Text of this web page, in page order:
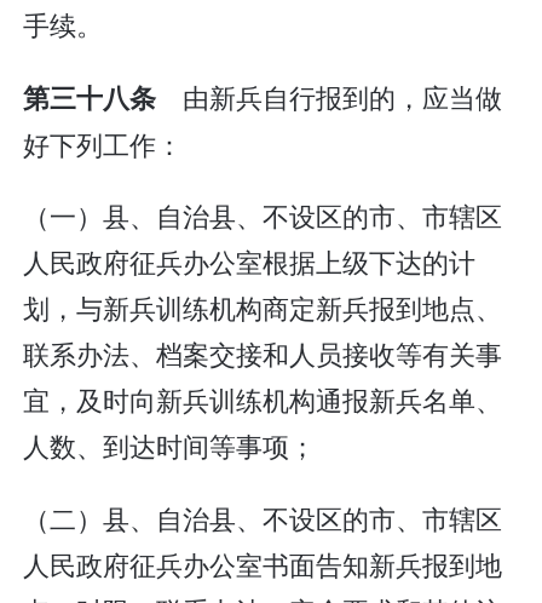
手续。
第三十八条 由新兵自行报到的，应当做
好下列工作：
（一）县、自治县、不设区的市、市辖区
人民政府征兵办公室根据上级下达的计
划，与新兵训练机构商定新兵报到地点、
联系办法、档案交接和人员接收等有关事
宜，及时向新兵训练机构通报新兵名单、
人数、到达时间等事项；
（二）县、自治县、不设区的市、市辖区
人民政府征兵办公室书面告知新兵报到地